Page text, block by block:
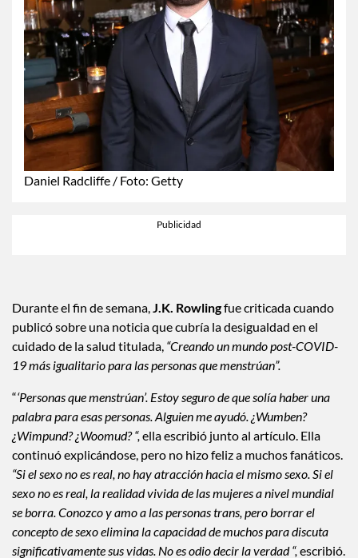
Daniel Radcliffe / Foto: Getty
Durante el fin de semana,J.K. Rowlingfue criticada cuando
publicó sobre una noticia que cubría la desigualdad en el
cuidado de la salud titulada,“Creando un mundo post-COVID-
“‘Personas que menstrúan’. Estoy seguro de que solía haber una
palabra para esas personas. Alguien me ayudó. ¿Wumben?
¿Wimpund? ¿Woomud? “,ella escribió junto al artículo. Ella
continuó explicándose, pero no hizo feliz a muchos fanáticos.
“Si el sexo no es real, no hay atracción hacia el mismo sexo. Si el
sexo no es real, la realidad vivida de las mujeres a nivel mundial
se borra. Conozco y amo a las personas trans, pero borrar el
concepto de sexo elimina la capacidad de muchos para discuta